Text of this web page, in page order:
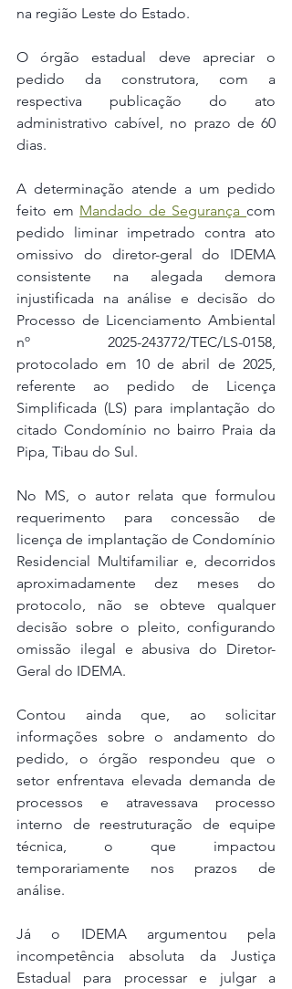
na região Leste do Estado.
O órgão estadual deve apreciar o
pedido da construtora, com a
respectiva publicação do ato
administrativo cabível, no prazo de 60
dias.
A determinação atende a um pedido
feito em Mandado de Segurança com
pedido liminar impetrado contra ato
omissivo do diretor-geral do IDEMA
consistente na alegada demora
injustificada na análise e decisão do
Processo de Licenciamento Ambiental
nº 2025-243772/TEC/LS-0158,
protocolado em 10 de abril de 2025,
referente ao pedido de Licença
Simplificada (LS) para implantação do
citado Condomínio no bairro Praia da
Pipa, Tibau do Sul.
No MS, o autor relata que formulou
requerimento para concessão de
licença de implantação de Condomínio
Residencial Multifamiliar e, decorridos
aproximadamente dez meses do
protocolo, não se obteve qualquer
decisão sobre o pleito, configurando
omissão ilegal e abusiva do Diretor-
Geral do IDEMA.
Contou ainda que, ao solicitar
informações sobre o andamento do
pedido, o órgão respondeu que o
setor enfrentava elevada demanda de
processos e atravessava processo
interno de reestruturação de equipe
técnica, o que impactou
temporariamente nos prazos de
análise.
Já o IDEMA argumentou pela
incompetência absoluta da Justiça
Estadual para processar e julgar a